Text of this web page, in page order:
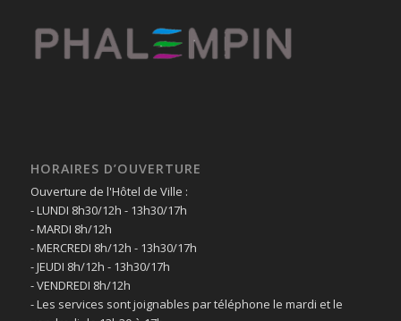
HORAIRES D’OUVERTURE
Ouverture de l'Hôtel de Ville :
- LUNDI 8h30/12h - 13h30/17h
- MARDI 8h/12h
- MERCREDI 8h/12h - 13h30/17h
- JEUDI 8h/12h - 13h30/17h
- VENDREDI 8h/12h
- Les services sont joignables par téléphone le mardi et le